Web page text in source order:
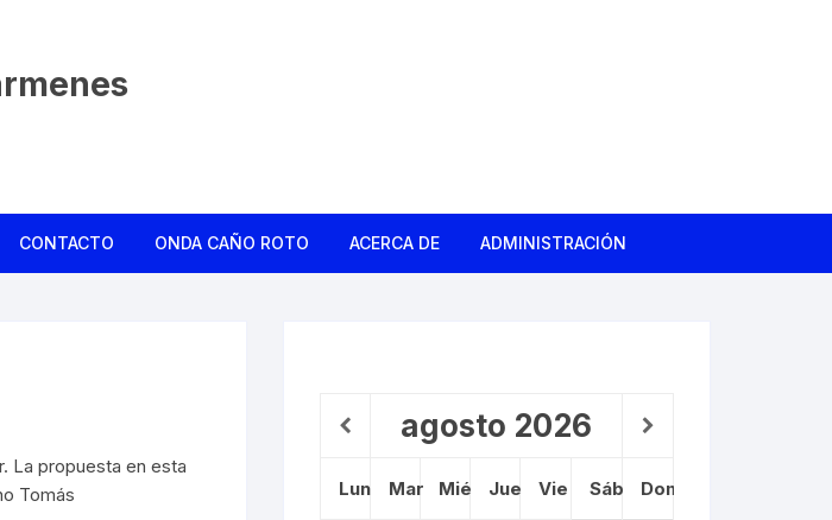
CONTACTO ONDA CAÑO ROTO
La Monda de Caño Roto
Rebusqueros
ACERCA DE ADMINISTRACIÓN
La propuesta en esta
Tomás
agosto 2026
Lun Mar Mié Jue Vie Sáb
Dom